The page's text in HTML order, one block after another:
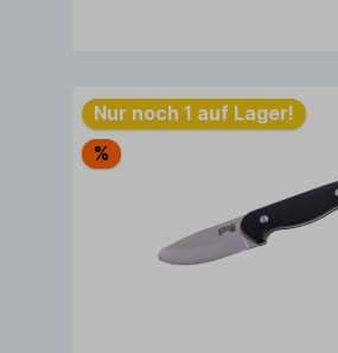
Nur noch 1 auf Lager!
%